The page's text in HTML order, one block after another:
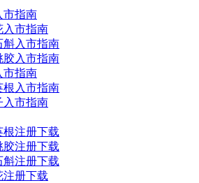
市指南
入市指南
斛入市指南
胶入市指南
市指南
根入市指南
入市指南
根注册下载
胶注册下载
斛注册下载
注册下载